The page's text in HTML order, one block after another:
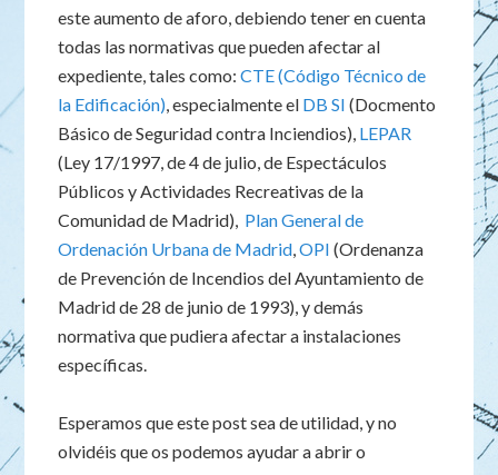
este aumento de aforo, debiendo tener en cuenta
todas las normativas que pueden afectar al
expediente, tales como:CTE (Código Técnico de
la Edificación), especialmente el DB SI (Docmento
Básico de Seguridad contra Inciendios), LEPAR
(Ley 17/1997, de 4 de julio, de Espectáculos
Públicos y Actividades Recreativas de la
Comunidad de Madrid), Plan General de
Ordenación Urbana de Madrid,OPI (Ordenanza
de Prevención de Incendios del Ayuntamiento de
Madrid de 28 de junio de 1993), y demás
normativa que pudiera afectar a instalaciones
específicas.
Esperamos que este post sea de utilidad, y no
olvidéis que os podemos ayudar a abrir o